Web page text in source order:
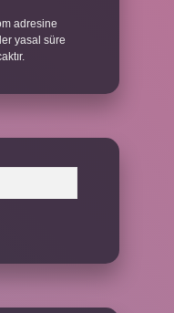
adresine
yasal süre